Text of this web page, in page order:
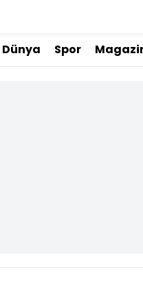
Dünya Spor